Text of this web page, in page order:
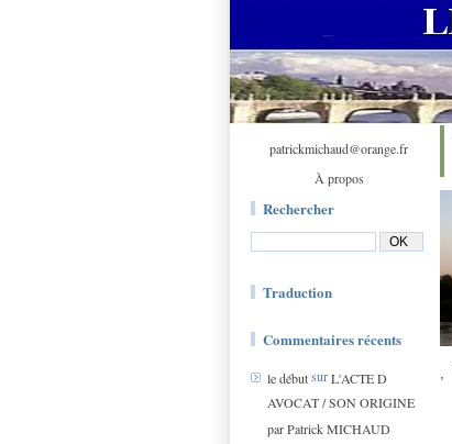
patrickmichaud@orange.fr
À propos
Rechercher
Traduction
Commentaires récents
le débutsurL'ACTE D
AVOCAT / SON ORIGINE
par Patrick MICHAUD
,